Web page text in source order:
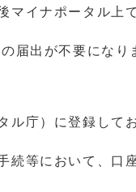
マイナポータル
届出が不要になり
ル庁）に登録して
続等において、口